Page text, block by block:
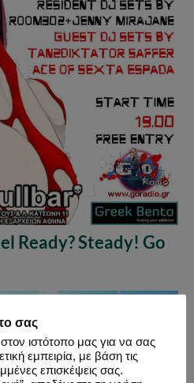
Ready? Steady! Go
σας
ιστότοπο μας για να σας
εμπειρία, με βάση τις
επισκέψεις σας.